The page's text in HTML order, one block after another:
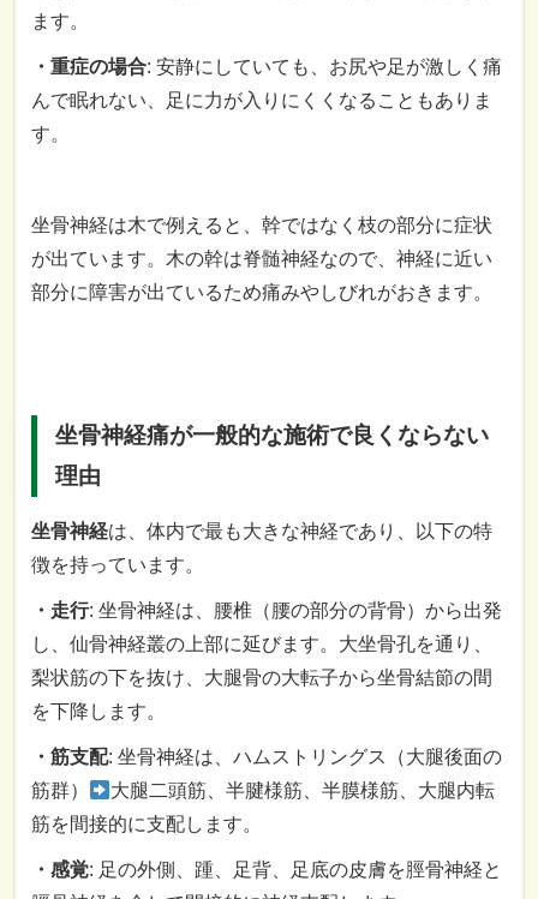
ます。
・重症の場合: 安静にしていても、お尻や足が激しく痛
んで眠れない、足に力が入りにくくなることもありま
す。
坐骨神経は木で例えると、幹ではなく枝の部分に症状
が出ています。木の幹は脊髄神経なので、神経に近い
部分に障害が出ているため痛みやしびれがおきます。
坐骨神経痛が一般的な施術で良くならない
理由
坐骨神経は、体内で最も大きな神経であり、以下の特
徴を持っています。
・走行: 坐骨神経は、腰椎（腰の部分の背骨）から出発
し、仙骨神経叢の上部に延びます。大坐骨孔を通り、
梨状筋の下を抜け、大腿骨の大転子から坐骨結節の間
を下降します。
・筋支配: 坐骨神経は、ハムストリングス（大腿後面の
筋群）
大腿二頭筋、半腱様筋、半膜様筋、大腿内転
筋を間接的に支配します。
・感覚: 足の外側、踵、足背、足底の皮膚を脛骨神経と